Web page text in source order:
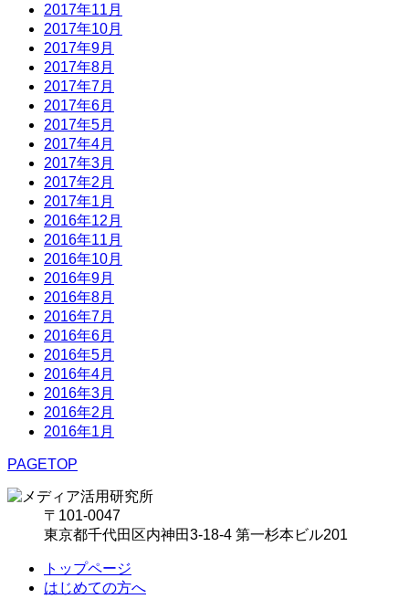
2017年11月
2017年10月
2017年9月
2017年8月
2017年7月
2017年6月
2017年5月
2017年4月
2017年3月
2017年2月
2017年1月
2016年12月
2016年11月
2016年10月
2016年9月
2016年8月
2016年7月
2016年6月
2016年5月
2016年4月
2016年3月
2016年2月
2016年1月
PAGETOP
〒101-0047
東京都千代田区内神田3-18-4 第一杉本ビル201
トップページ
はじめての方へ